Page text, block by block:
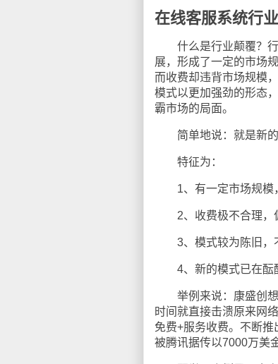
在线客服系统行
什么是行业颠覆？行
展，形成了一定的市场
而收费却违背市场规模
模式以更加强劲的形态
霸市场的局面。
简单地说：就是新的
特征为：
1、有一定市场规模
2、收费极不合理，
3、模式较为陈旧，
4、新的模式已在酝
举例来说：康盛创想
时间就直接击溃原来网
免费+服务收费。不断
被腾讯据传以7000万美